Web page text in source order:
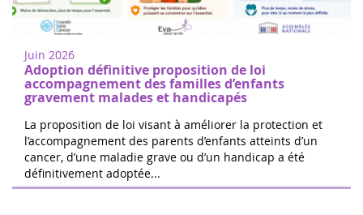
Juin 2026
Adoption définitive proposition de loi
accompagnement des familles d’enfants
gravement malades et handicapés
La proposition de loi visant à améliorer la protection et
l’accompagnement des parents d’enfants atteints d’un
cancer, d’une maladie grave ou d’un handicap a été
définitivement adoptée...
juin
2022
Walk or run to support childhood cancer
research in Nogent-sur-Oise, 30 minutes
of the donations will be d...
04
The 24 hours of Boissy le Cutté
The Running Pour L'espoir team is